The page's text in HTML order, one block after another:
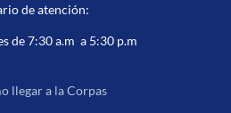
de atención:
de 7:30 a.m a 5:30 p.m
llegar a la Corpas